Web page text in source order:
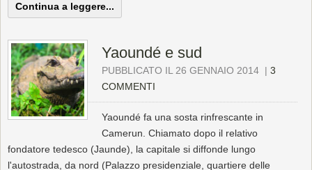
Continua a leggere...
Yaoundé e sud
PUBBLICATO IL 26 GENNAIO 2014 | 3
COMMENTI
Yaoundé fa una sosta rinfrescante in
Camerun. Chiamato dopo il relativo
fondatore tedesco (Jaunde), la capitale si diffonde lungo
l'autostrada, da nord (Palazzo presidenziale, quartiere delle